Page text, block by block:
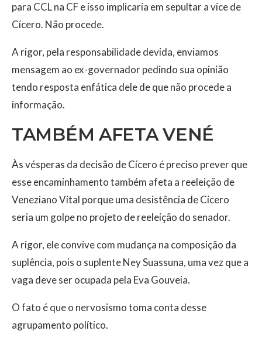
para CCL na CF e isso implicaria em sepultar a vice de
Cícero. Não procede.
A rigor, pela responsabilidade devida, enviamos
mensagem ao ex-governador pedindo sua opinião
tendo resposta enfática dele de que não procede a
informação.
TAMBÉM AFETA VENÉ
Às vésperas da decisão de Cícero é preciso prever que
esse encaminhamento também afeta a reeleição de
Veneziano Vital porque uma desistência de Cícero
seria um golpe no projeto de reeleição do senador.
A rigor, ele convive com mudança na composição da
suplência, pois o suplente Ney Suassuna, uma vez que a
vaga deve ser ocupada pela Eva Gouveia.
O fato é que o nervosismo toma conta desse
agrupamento político.